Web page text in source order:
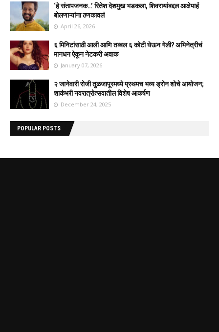
‘हे संतापजनक…’ रितेश देशमुख भडकला, शिवरायांबद्दल आक्षेपार्ह
बोलणाऱ्यांना ठणकावलं
April 26, 2026
६ मिनिटांसाठी आली आणि तब्बल ६ कोटी घेऊन गेली? अभिनेत्रीचं
मानधन ऐकून नेटकरी अवाक
January 07, 2026
२ जानेवारी रोजी तुळजापूरमध्ये प्रथमच भव्य ड्रोन शोचे आयोजन;
शाकंभरी नवरात्रोत्सवातील विशेष आकर्षण
December 24, 2025
POPULAR POSTS